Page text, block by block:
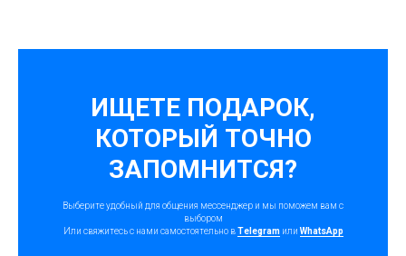
ИЩЕТЕ ПОДАРОК,
КОТОРЫЙ ТОЧНО
ЗАПОМНИТСЯ?
Выберите удобный для общения мессенджер и мы поможем вам с
выбором
Или свяжитесь с нами самостоятельно вTelegramили WhatsApp